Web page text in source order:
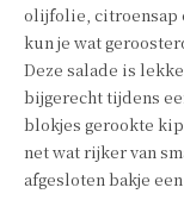
olijfolie, citroensap
kun je wat
Deze salade is
bijgerecht tijdens
blokjes gerookte
net wat rijker van
afgesloten bakje